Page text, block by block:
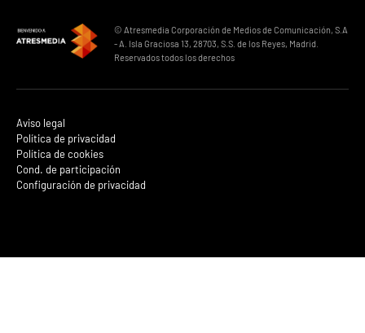
© Atresmedia Corporación de Medios de Comunicación, S.A
- A. Isla Graciosa 13, 28703, S.S. de los Reyes, Madrid.
Reservados todos los derechos
Aviso legal
Política de privacidad
Política de cookies
Cond. de participación
Configuración de privacidad